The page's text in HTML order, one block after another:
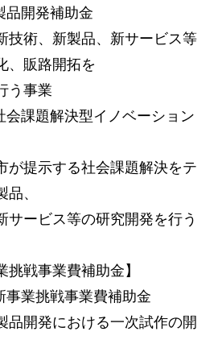
補助金
品、新サービス等
、販路開拓を
業
決型イノベーション
社会課題解決をテ
、
の研究開発を行う
業費補助金】
事業費補助金
ける一次試作の開